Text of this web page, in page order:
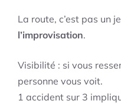
La route, c’est pas un
l’improvisation.
Visibilité : si vous
personne vous voit.
1 accident sur 3